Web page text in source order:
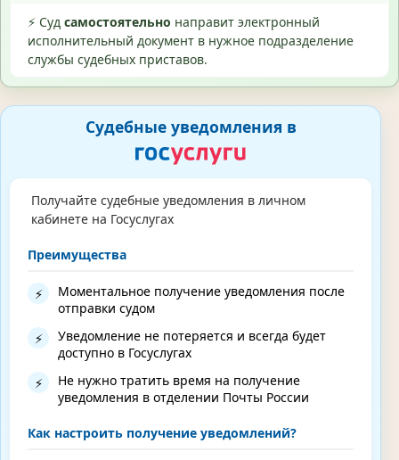
⚡ Суд самостоятельно направит электронный
исполнительный документ в нужное подразделение
службы судебных приставов.
Судебные уведомления в
Получайте судебные уведомления в личном
кабинете на Госуслугах
Преимущества
⚡
Моментальное получение уведомления после
отправки судом
⚡
Уведомление не потеряется и всегда будет
доступно в Госуслугах
⚡
Не нужно тратить время на получение
уведомления в отделении Почты России
Как настроить получение уведомлений?